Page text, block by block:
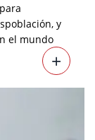
y
el mundo
+